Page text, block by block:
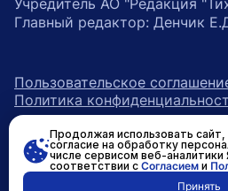
Учредитель АО "Редакция
Главный редактор: Денчик
Пользовательское
Политика
возрастное ограничение
ссылка
Продолжая использовать
согласие на обработку
числе сервисом веб-
соответствии с Согласиеми
Принять